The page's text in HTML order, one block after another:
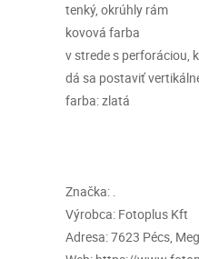
tenký, okrúhly rám
kovová farba
v strede s perforáciou,
dá sa postaviť
farba: zlatá
Značka: .
Výrobca: Fotoplus Kft
Adresa: 7623 Pécs,